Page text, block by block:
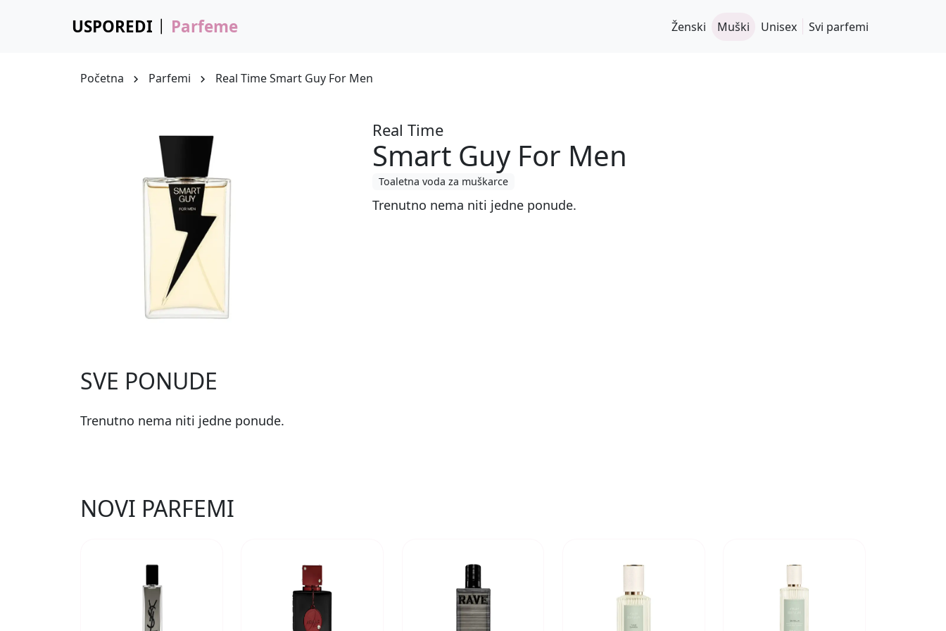
USPOREDI Parfeme Ženski Muški Unisex Svi parfemi
Početna Parfemi Real Time Smart Guy For Men
Real Time
Smart Guy For Men
Toaletna voda za muškarce
Trenutno nema niti jedne ponude.
SVE PONUDE
Trenutno nema niti jedne ponude.
NOVI PARFEMI